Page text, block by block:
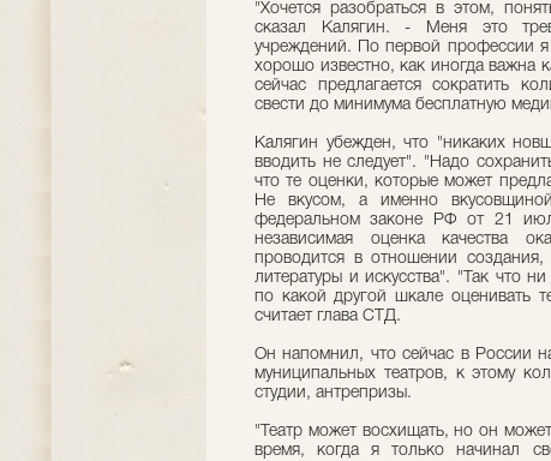
"Хочется разобраться в этом,
сказал Калягин. - Меня это
учреждений. По первой профессии
хорошо известно, как иногда важна
сейчас предлагается сократить
свести до минимума бесплатную
Калягин убежден, что "никаких
вводить не следует". "Надо
что те оценки, которые может
Не вкусом, а именно
федеральном законе РФ от 21
независимая оценка качества
проводится в отношении
литературы и искусства". "Так что
по какой другой шкале оценивать
считает глава СТД.
Он напомнил, что сейчас в России
муниципальных театров, к этому
студии, антрепризы.
"Театр может восхищать, но он
время, когда я только начинал